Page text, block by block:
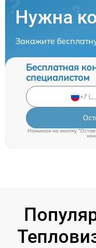
Нужна
Закажите
Бесплатная
специалистом
Нажимая на кнопку